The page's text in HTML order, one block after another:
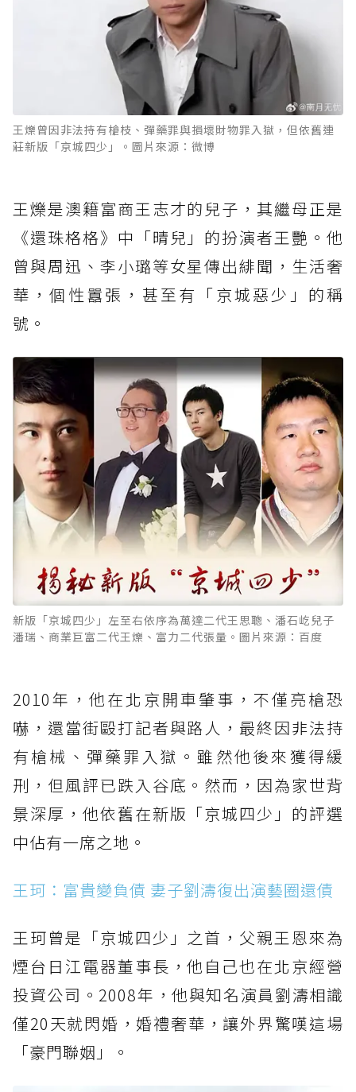
王爍曾因非法持有槍枝、彈藥罪與損壞財物罪入獄，但依舊連
莊新版「京城四少」。圖片來源：微博
王爍是澳籍富商王志才的兒子，其繼母正是
《還珠格格》中「晴兒」的扮演者王艷。他
曾與周迅、李小璐等女星傳出緋聞，生活奢
華，個性囂張，甚至有「京城惡少」的稱
號。
新版「京城四少」左至右依序為萬達二代王思聰、潘石屹兒子
潘瑞、商業巨富二代王爍、富力二代張量。圖片來源：百度
2010年，他在北京開車肇事，不僅亮槍恐
嚇，還當街毆打記者與路人，最終因非法持
有槍械、彈藥罪入獄。雖然他後來獲得緩
刑，但風評已跌入谷底。然而，因為家世背
景深厚，他依舊在新版「京城四少」的評選
中佔有一席之地。
王珂：富貴變負債 妻子劉濤復出演藝圈還債
王珂曾是「京城四少」之首，父親王恩來為
煙台日江電器董事長，他自己也在北京經營
投資公司。2008年，他與知名演員劉濤相識
僅20天就閃婚，婚禮奢華，讓外界驚嘆這場
「豪門聯姻」。